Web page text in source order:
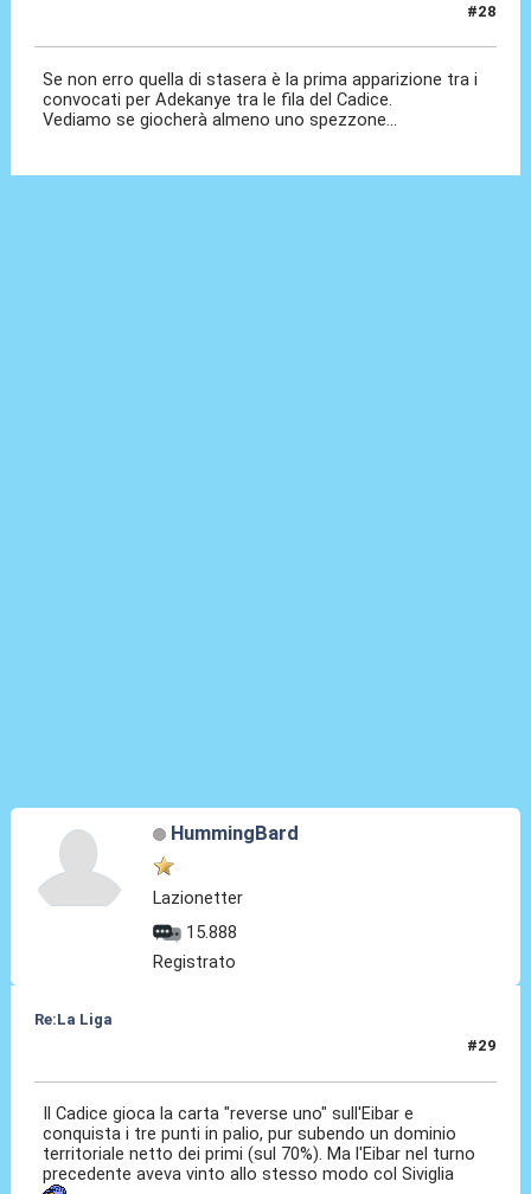
#28
Se non erro quella di stasera è la prima apparizione tra i
convocati per Adekanye tra le fila del Cadice.
Vediamo se giocherà almeno uno spezzone...
HummingBard
Lazionetter
15.888
Registrato
Re:La Liga
#29
Il Cadice gioca la carta "reverse uno" sull'Eibar e
conquista i tre punti in palio, pur subendo un dominio
territoriale netto dei primi (sul 70%). Ma l'Eibar nel turno
precedente aveva vinto allo stesso modo col Siviglia